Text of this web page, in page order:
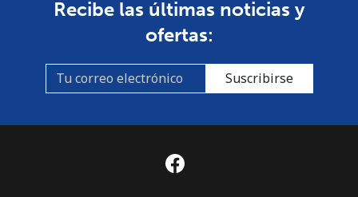
Recibe las últimas noticias y
ofertas:
Suscribirse